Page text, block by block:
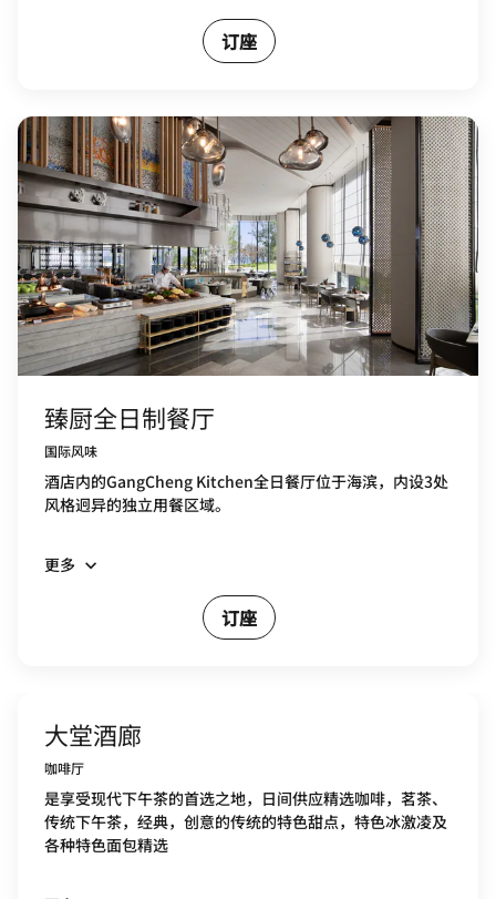
订座
臻厨全日制餐厅
国际风味
酒店内的GangCheng Kitchen全日餐厅位于海滨，内设3处
风格迥异的独立用餐区域。
更多
订座
大堂酒廊
咖啡厅
是享受现代下午茶的首选之地，日间供应精选咖啡，茗茶、
传统下午茶，经典，创意的传统的特色甜点，特色冰激凌及
各种特色面包精选